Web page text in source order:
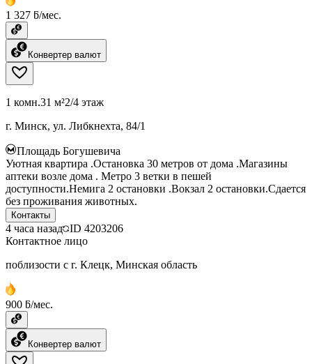
1 327 ƃ/мес.
Конвертер валют
1 комн.31 м²2/4 этаж
г. Минск, ул. Либкнехта, 84/1
Площадь Богушевича
Уютная квартира .Остановка 30 метров от дома .Магазины
аптеки возле дома . Метро 3 ветки в пешей
доступности.Немига 2 остановки .Вокзал 2 остановки.Сдается
без проживания животных.
Контакты
4 часа назад ID 4203206
Контактное лицо
поблизости с г. Клецк, Минская область
900 ƃ/мес.
Конвертер валют